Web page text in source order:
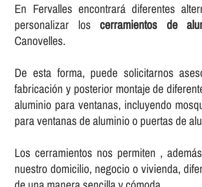
En Fervalles encontrará diferentes
personalizar loscerramientos de
Canovelles.
De esta forma, puede solicitarnos
fabricación y posterior montaje de
aluminio para ventanas, incluyendo
para ventanas de aluminio o puertas de
Los cerramientos nos permiten ,
nuestro domicilio, negocio o vivienda,